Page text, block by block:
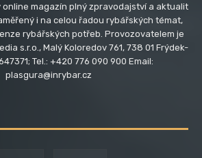
online magazín plný zpravodajství a aktualit
i na celou řadou rybářských témat,
rybářských potřeb. Provozovatelem je
s.r.o., Malý Koloredov 761, 738 01 Frýdek-
Tel.: +420 776 090 900 Email:
plasgura@inrybar.cz